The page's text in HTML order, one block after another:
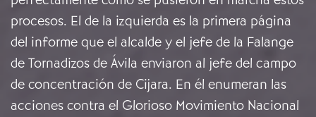
procesos. El de la izquierda es la primera página
del informe que el alcalde y el jefe de la Falange
de Tornadizos de Ávila enviaron al jefe del campo
de concentración de Cijara. En él enumeran las
acciones contra el Glorioso Movimiento Nacional